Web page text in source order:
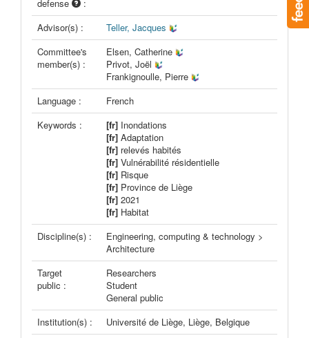
defense
:
Advisor(s) :
Teller, Jacques
Committee's
member(s) :
Elsen, Catherine
Privot, Joël
Frankignoulle, Pierre
Language :
French
Keywords :
[fr] Inondations
[fr] Adaptation
[fr] relevés habités
[fr] Vulnérabilité résidentielle
[fr] Risque
[fr] Province de Liège
[fr] 2021
[fr] Habitat
Discipline(s) :
Engineering, computing & technology >
Architecture
Target
public :
Researchers
Student
General public
Institution(s) :
Université de Liège, Liège, Belgique